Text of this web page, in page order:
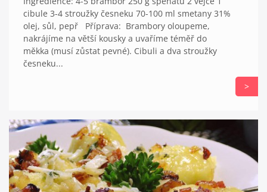
cibule 3-4 stroužky česneku 70-100 ml smetany 31%
olej, sůl, pepř Příprava: Brambory oloupeme,
nakrájíme na větší kousky a uvaříme téměř do
měkka (musí zůstat pevné). Cibuli a dva stroužky
česneku...
>